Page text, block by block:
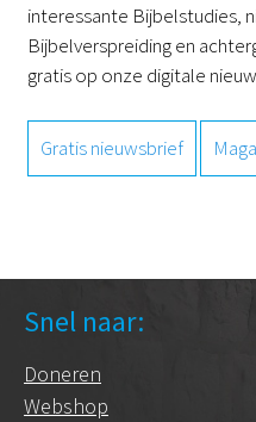
interessante Bijbelstudies,
Bijbelverspreiding en
gratis op onze digitale
Gratis nieuwsbrief
Snel naar:
Doneren
Webshop